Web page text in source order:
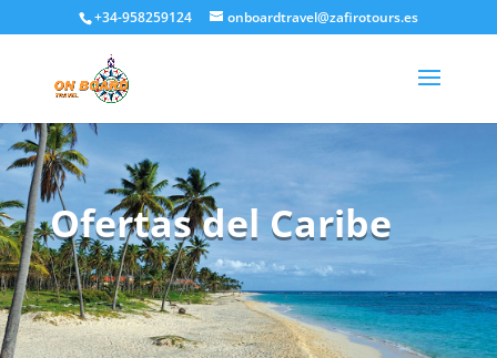
+34-958259124 onboardtravel@zafirotours.es
Ofertas del Caribe